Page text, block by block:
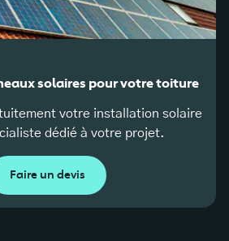
solaires pour votre toiture
votre installation solaire
dédié à votre projet.
Faire un devis